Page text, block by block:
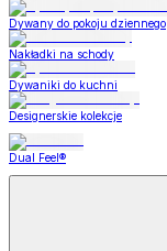
Dywany do pokoju dziennego
Nakładki na schody
Dywaniki do kuchni
Designerskie kolekcje
Dual Feel®